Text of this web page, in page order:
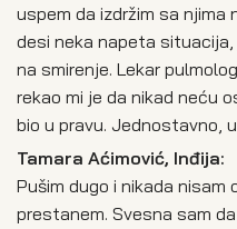
uspem da izdržim sa njima
desi neka napeta
na smirenje. Lekar
rekao mi je da nikad neću
bio u pravu. Jednostavno,
Tamara Aćimović, Inđija:
Pušim dugo i nikada nisam
prestanem. Svesna sam